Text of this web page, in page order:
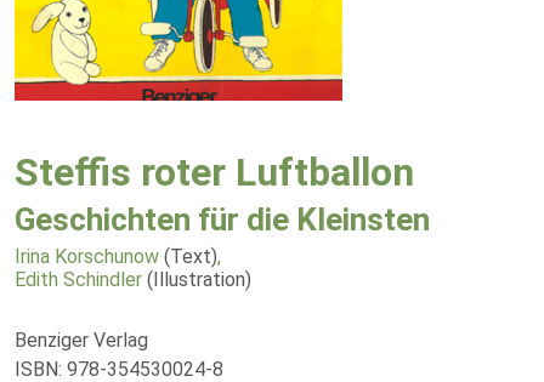
Steffis roter Luftballon
Geschichten für die Kleinsten
Irina Korschunow (Text),
Edith Schindler (Illustration)
Benziger Verlag
ISBN: 978-354530024-8